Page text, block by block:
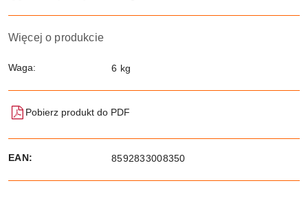
Więcej o produkcie
Waga: 6 kg
Pobierz produkt do PDF
EAN: 8592833008350